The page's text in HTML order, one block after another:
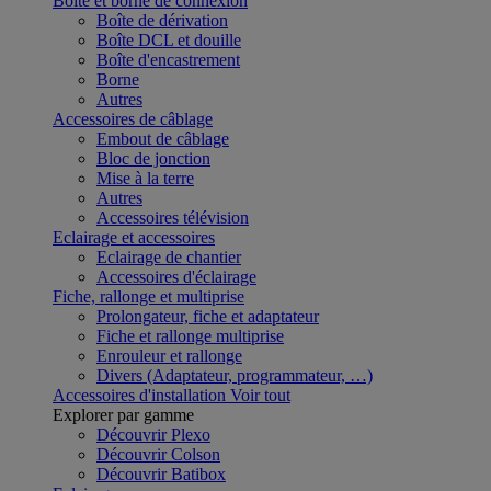
Boîte de dérivation
Boîte DCL et douille
Boîte d'encastrement
Borne
Autres
Accessoires de câblage
Embout de câblage
Bloc de jonction
Mise à la terre
Autres
Accessoires télévision
Eclairage et accessoires
Eclairage de chantier
Accessoires d'éclairage
Fiche, rallonge et multiprise
Prolongateur, fiche et adaptateur
Fiche et rallonge multiprise
Enrouleur et rallonge
Divers (Adaptateur, programmateur, …)
Accessoires d'installation Voir tout
Explorer par gamme
Découvrir Plexo
Découvrir Colson
Découvrir Batibox